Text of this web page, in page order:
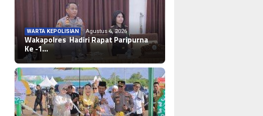
WARTA KEPOLISIAN Agustus 6, 2026
Wakapolres Hadiri Rapat Paripurna
Ke -1…